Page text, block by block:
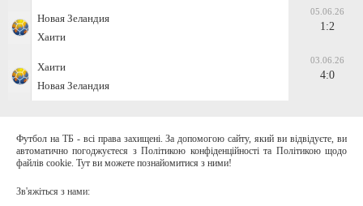
Новая Зеландия
Хаити
05.06.26
1:2
Хаити
Новая Зеландия
03.06.26
4:0
Футбол на ТБ - всі права захищені. За допомогою сайту, який ви відвідуєте, ви
автоматично погоджуєтеся з Політикою конфіденційності та Політикою щодо
файлів cookie. Тут ви можете познайомитися з ними!
Зв'яжіться з нами: